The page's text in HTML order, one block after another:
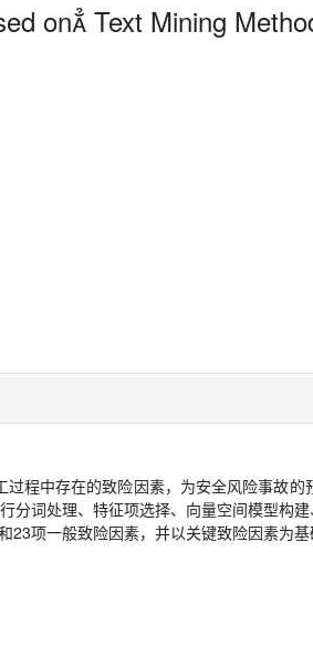
on Text Mining
程中存在的致险因素，为安全风险事故
词处理、特征项选择、向量空间模型构
项一般致险因素，并以关键致险因素为